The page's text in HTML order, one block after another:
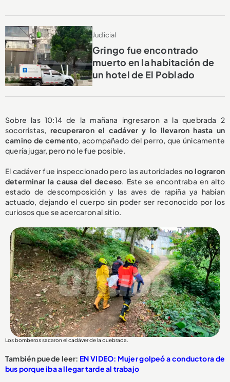
Judicial
Gringo fue encontrado
muerto en la habitación de
un hotel de El Poblado
Sobre las 10:14 de la mañana ingresaron a la quebrada 2
socorristas, recuperaron el cadáver y lo llevaron hasta un
camino de cemento, acompañado del perro, que únicamente
quería jugar, pero no le fue posible.
El cadáver fue inspeccionado pero las autoridades no lograron
determinar la causa del deceso. Este se encontraba en alto
estado de descomposición y las aves de rapiña ya habían
actuado, dejando el cuerpo sin poder ser reconocido por los
curiosos que se acercaron al sitio.
Los bomberos sacaron el cadáver de la quebrada.
También puede leer: EN VIDEO: Mujer golpeó a conductora de
bus porque iba a llegar tarde al trabajo